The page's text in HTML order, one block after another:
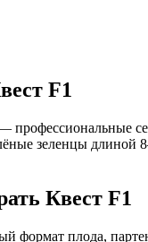
F1
профессиональные
зеленцы длиной
Квест F1
формат плода,